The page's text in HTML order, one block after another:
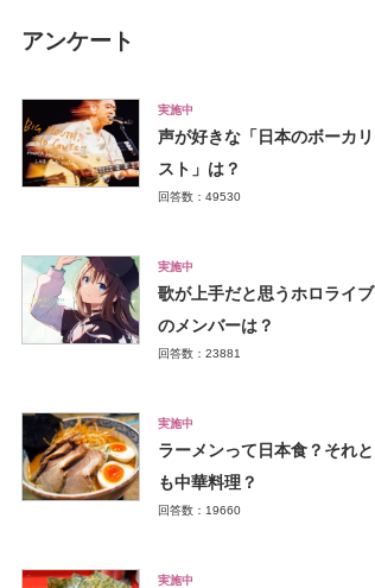
アンケート
実施中
声が好きな「日本のボーカリ
スト」は？
回答数：49530
実施中
歌が上手だと思うホロライブ
のメンバーは？
回答数：23881
実施中
ラーメンって日本食？それと
も中華料理？
回答数：19660
実施中